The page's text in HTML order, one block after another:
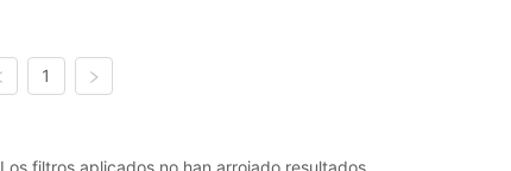
1
Los filtros aplicados no han arrojado resultados